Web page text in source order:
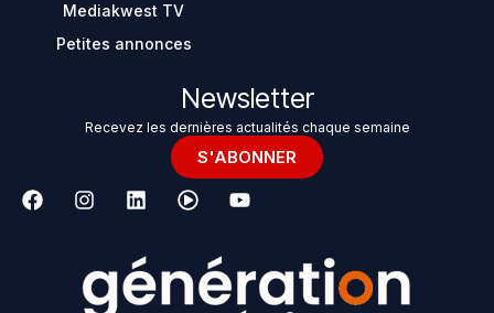
Mediakwest TV
Petites annonces
Newsletter
Recevez les dernières actualités chaque semaine
S'ABONNER